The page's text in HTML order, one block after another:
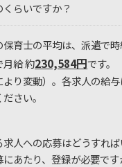
らいですか？
保育士の平均は、派遣で
月給 約230,584円です。
より変動）。各求人の給
さい。
求人への応募はどうすれ
にあたり、登録が必要です